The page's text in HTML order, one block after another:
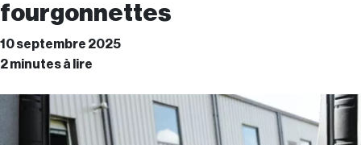
fourgonnettes
10 septembre 2025
2 minutes à lire